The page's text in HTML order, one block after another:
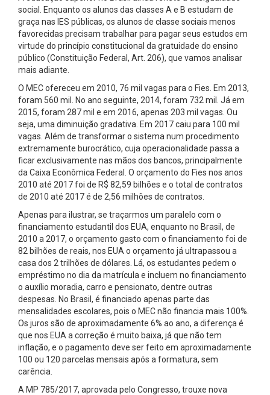
social. Enquanto os alunos das classes A e B estudam de
graça nas IES públicas, os alunos de classe sociais menos
favorecidas precisam trabalhar para pagar seus estudos em
virtude do princípio constitucional da gratuidade do ensino
público (Constituição Federal, Art. 206), que vamos analisar
mais adiante.
O MEC ofereceu em 2010, 76 mil vagas para o Fies. Em 2013,
foram 560 mil. No ano seguinte, 2014, foram 732 mil. Já em
2015, foram 287 mil e em 2016, apenas 203 mil vagas. Ou
seja, uma diminuição gradativa. Em 2017 caiu para 100 mil
vagas. Além de transformar o sistema num procedimento
extremamente burocrático, cuja operacionalidade passa a
ficar exclusivamente nas mãos dos bancos, principalmente
da Caixa Econômica Federal. O orçamento do Fies nos anos
2010 até 2017 foi de R$ 82,59 bilhões e o total de contratos
de 2010 até 2017 é de 2,56 milhões de contratos.
Apenas para ilustrar, se traçarmos um paralelo com o
financiamento estudantil dos EUA, enquanto no Brasil, de
2010 a 2017, o orçamento gasto com o financiamento foi de
82 bilhões de reais, nos EUA o orçamento já ultrapassou a
casa dos 2 trilhões de dólares. Lá, os estudantes pedem o
empréstimo no dia da matrícula e incluem no financiamento
o auxílio moradia, carro e pensionato, dentre outras
despesas. No Brasil, é financiado apenas parte das
mensalidades escolares, pois o MEC não financia mais 100%.
Os juros são de aproximadamente 6% ao ano, a diferença é
que nos EUA a correção é muito baixa, já que não tem
inflação, e o pagamento deve ser feito em aproximadamente
100 ou 120 parcelas mensais após a formatura, sem
carência.
A MP 785/2017, aprovada pelo Congresso, trouxe nova